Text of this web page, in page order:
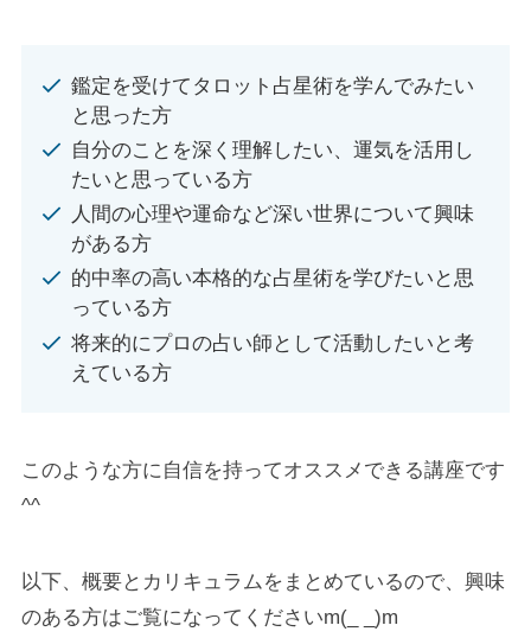
鑑定を受けてタロット占星術を学んでみたい
と思った方
自分のことを深く理解したい、運気を活用し
たいと思っている方
人間の心理や運命など深い世界について興味
がある方
的中率の高い本格的な占星術を学びたいと思
っている方
将来的にプロの占い師として活動したいと考
えている方
このような方に自信を持ってオススメできる講座です
^^
以下、概要とカリキュラムをまとめているので、興味
のある方はご覧になってくださいm(_ _)m